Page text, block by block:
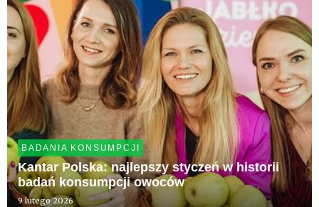
BADANIA KONSUMPCJI
Kantar Polska: najlepszy styczeń w historii
badań konsumpcji owoców
9 lutego 2026